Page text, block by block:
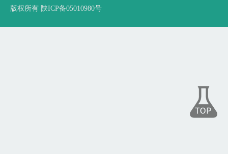
版权所有 陕ICP备05010980号